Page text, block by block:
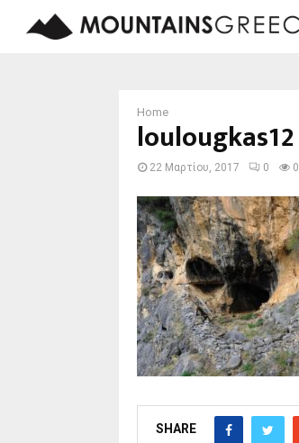
Home
loulougkas12
22 Μαρτίου, 2017 0 0
SHARE